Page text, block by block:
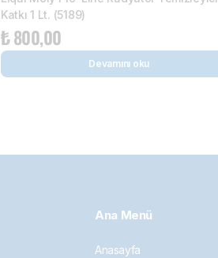
Katkı 1 Lt. (5189)
₺800,00
Devamını oku
Ana Menü
Anasayfa